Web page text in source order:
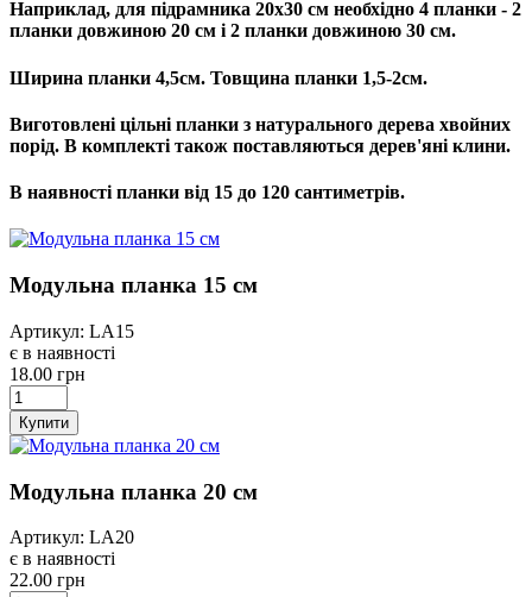
Наприклад, для підрамника 20х30 см необхідно 4 планки - 2
планки довжиною 20 см і 2 планки довжиною 30 см.
Ширина планки 4,5см. Товщина планки 1,5-2см.
Виготовлені цільні планки з натурального дерева хвойних
порід. В комплекті також поставляються дерев'яні клини.
В наявності планки від 15 до 120 сантиметрів.
Модульна планка 15 см
Артикул: LA15
є в наявності
18.00 грн
Купити
Модульна планка 20 см
Артикул: LA20
є в наявності
22.00 грн